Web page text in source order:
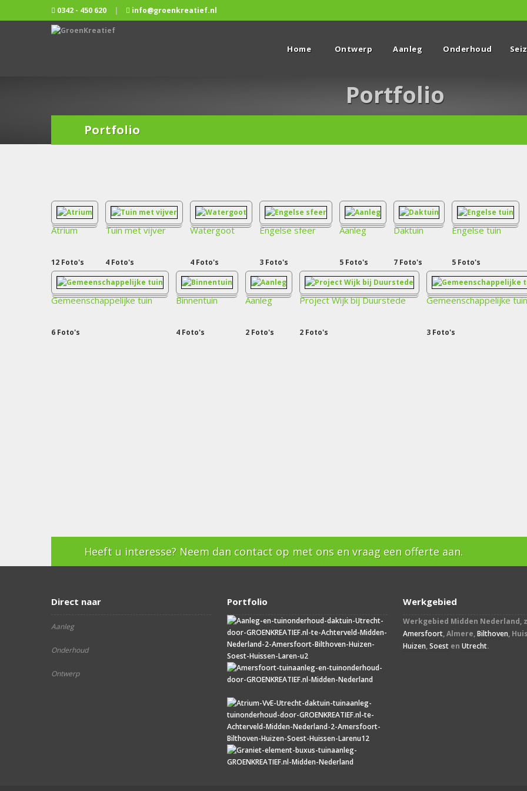
0342 - 450 620 | info@groenkreatief.nl
Home Ontwerp Aanleg Onderhoud
Portfolio
Portfolio
Atrium
12 Foto's
Tuin met vijver
4 Foto's
Watergoot
4 Foto's
Engelse sfeer
3 Foto's
Aanleg
5 Foto's
Daktuin
7 Foto's
Engelse tuin
5 Foto's
Gemeenschappelijke tuin
6 Foto's
Binnentuin
4 Foto's
Aanleg
2 Foto's
Project Wijk bij Duurstede
2 Foto's
Gemeenschappelijke tuin
3 Foto's
Heeft u interesse? Neem dan contact op met ons en vraag een offerte aan.
Direct naar
Aanleg
Onderhoud
Ontwerp
Portfolio Werkgebied
Werkgebied Midden Nederland,
Amersfoort, Almere,Bilthoven,
Huizen,Soest enUtrecht.